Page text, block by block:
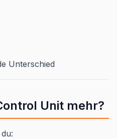
Unterschied
Unit mehr?